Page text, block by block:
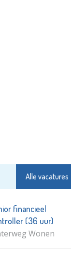
Alle vacatures
financieel
(36 uur)
Wonen